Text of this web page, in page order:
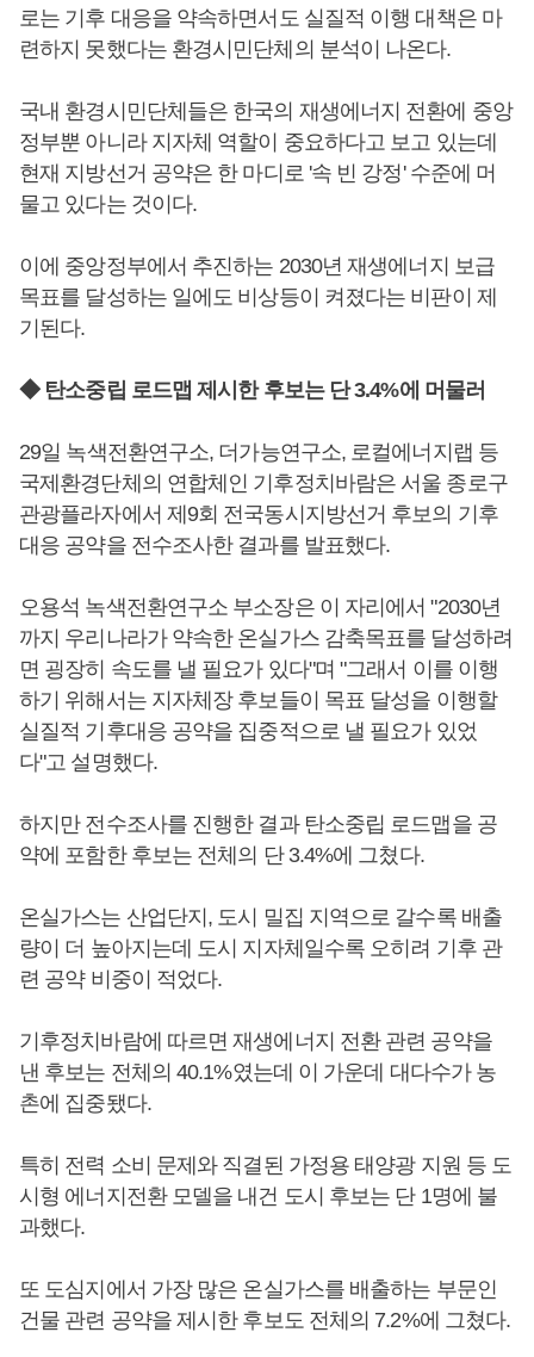
로는 기후 대응을 약속하면서도 실질적 이행 대책은 마
련하지 못했다는 환경시민단체의 분석이 나온다.
국내 환경시민단체들은 한국의 재생에너지 전환에 중앙
정부뿐 아니라 지자체 역할이 중요하다고 보고 있는데
현재 지방선거 공약은 한 마디로 '속 빈 강정' 수준에 머
물고 있다는 것이다.
이에 중앙정부에서 추진하는 2030년 재생에너지 보급
목표를 달성하는 일에도 비상등이 켜졌다는 비판이 제
기된다.
◆ 탄소중립 로드맵 제시한 후보는 단 3.4%에 머물러
29일 녹색전환연구소, 더가능연구소, 로컬에너지랩 등
국제환경단체의 연합체인 기후정치바람은 서울 종로구
관광플라자에서 제9회 전국동시지방선거 후보의 기후
대응 공약을 전수조사한 결과를 발표했다.
오용석 녹색전환연구소 부소장은 이 자리에서 "2030년
까지 우리나라가 약속한 온실가스 감축목표를 달성하려
면 굉장히 속도를 낼 필요가 있다"며 "그래서 이를 이행
하기 위해서는 지자체장 후보들이 목표 달성을 이행할
실질적 기후대응 공약을 집중적으로 낼 필요가 있었
다"고 설명했다.
하지만 전수조사를 진행한 결과 탄소중립 로드맵을 공
약에 포함한 후보는 전체의 단 3.4%에 그쳤다.
온실가스는 산업단지, 도시 밀집 지역으로 갈수록 배출
량이 더 높아지는데 도시 지자체일수록 오히려 기후 관
련 공약 비중이 적었다.
기후정치바람에 따르면 재생에너지 전환 관련 공약을
낸 후보는 전체의 40.1%였는데 이 가운데 대다수가 농
촌에 집중됐다.
특히 전력 소비 문제와 직결된 가정용 태양광 지원 등 도
시형 에너지전환 모델을 내건 도시 후보는 단 1명에 불
과했다.
또 도심지에서 가장 많은 온실가스를 배출하는 부문인
건물 관련 공약을 제시한 후보도 전체의 7.2%에 그쳤다.